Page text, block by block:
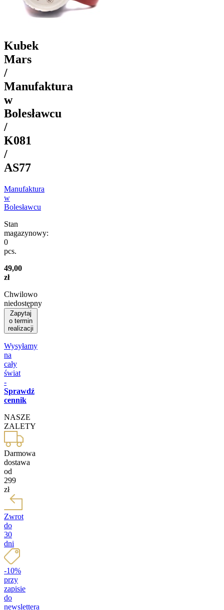
Kubek
Mars
/
Manufaktura
w
Bolesławcu
/
K081
/
AS77
Manufaktura
w
Bolesławcu
Stan
magazynowy:
0
pcs.
49,00
zł
Chwilowo
niedostępny
Zapytaj
o termin
realizacji
Wysyłamy
na
cały
świat
-
Sprawdź
cennik
NASZE
ZALETY
Darmowa
dostawa
od
299
zł
Zwrot
do
30
dni
-10%
przy
zapisie
do
newslettera